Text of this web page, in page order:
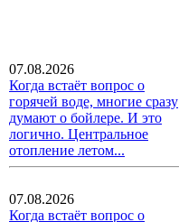
07.08.2026
Когда встаёт вопрос о
горячей воде, многие сразу
думают о бойлере. И это
логично. Центральное
отопление летом...
07.08.2026
Когда встаёт вопрос о